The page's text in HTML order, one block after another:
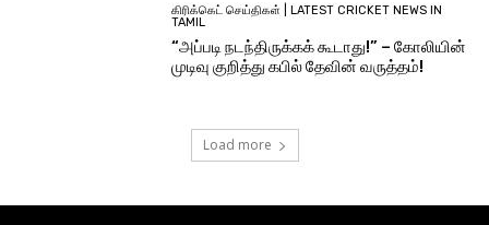
கிரிக்கெட் செய்திகள் | LATEST CRICKET NEWS IN
TAMIL
“அப்படி நடந்திருக்கக் கூடாது!” – கோலியின்
முடிவு குறித்து கபில் தேவின் வருத்தம்!
Load more